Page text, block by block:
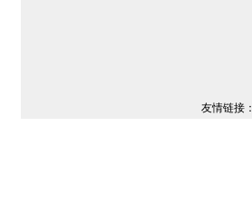
友情链接：